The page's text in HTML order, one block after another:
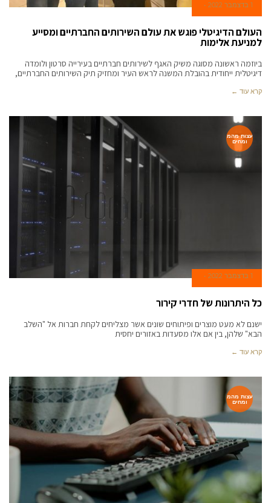
1 בדצמבר 2022
העולם הדיגיטלי פוגש את עולם השירותים החברתיים ומסייע
למניעת אלימות
ביוזמה ראשונה מסוגה משיק האגף לשירותים חברתיים בעירייה סרטון ולומדה
דיגיטלית ייחודית בהובלת המשנה לראש העיר ומחזיק תיק השירותים החברתיים,
קרא עוד ←
עצות מהמ
ומחים
1 בדצמבר 2022
כל היתרונות של חדרי קירור
ישנם לא מעט מוצרים ופיתוחים שונים אשר מצליחים לקחת חברות אל "השלב
הבא" שלהן, בין אם אלו מסעדות באזורים יחסית
קרא עוד ←
עצות מהמ
ומחים